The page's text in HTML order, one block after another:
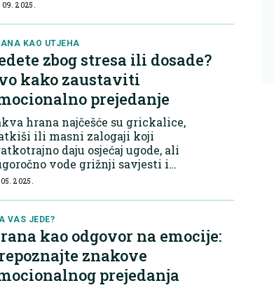
kako bi se nosile s
osjećaji...
09. 2025.
KAO UTJEHA
zbog stresa ili dosade?
kako zaustaviti
prejedanje
hrana najčešće su grickalice,
ili masni zalogaji koji
daju osjećaj ugode, ali
vode grižnji savjesti i
kilogramima. Kako ga
2025.
VAS JEDE?
kao odgovor na emocije:
znakove
prejedanja